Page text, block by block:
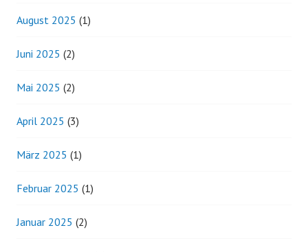
August 2025 (1)
Juni 2025 (2)
Mai 2025 (2)
April 2025 (3)
März 2025 (1)
Februar 2025 (1)
Januar 2025 (2)